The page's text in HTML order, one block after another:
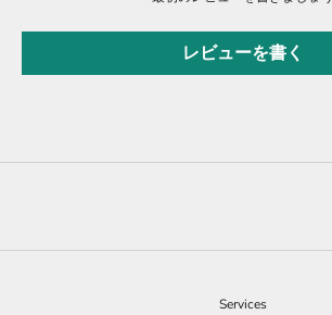
レビューを書く
Services